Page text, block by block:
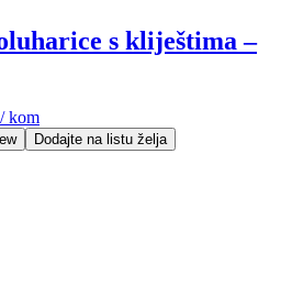
s kliještima –
/ kom
Dodajte na listu želja